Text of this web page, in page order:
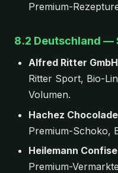
Premium-
8.2 Deutschland —
Alfred Ritter
Ritter Sport, Bio-
Volumen.
Hachez
Premium-Schoko,
Heilemann
Premium-